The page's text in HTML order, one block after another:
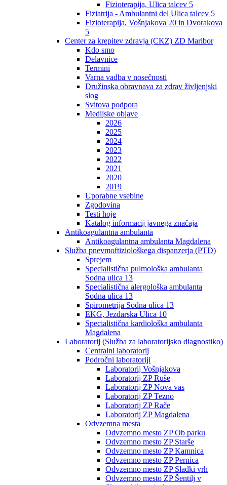
Fizioterapija, Ulica talcev 5
Fiziatrija - Ambulantni del Ulica talcev 5
Fizioterapija, Vošnjakova 20 in Dvorakova
5
Center za krepitev zdravja (CKZ) ZD Maribor
Kdo smo
Delavnice
Termini
Varna vadba v nosečnosti
Družinska obravnava za zdrav življenjski
slog
Svitova podpora
Medijske objave
2026
2025
2024
2023
2022
2021
2020
2019
Uporabne vsebine
Zgodovina
Testi hoje
Katalog informacij javnega značaja
Antikoagulantna ambulanta
Antikoagulantna ambulanta Magdalena
Služba pnevmoftiziološkega dispanzerja (PTD)
Sprejem
Specialistična pulmološka ambulanta
Sodna ulica 13
Specialistična alergološka ambulanta
Sodna ulica 13
Spirometrija Sodna ulica 13
EKG, Jezdarska Ulica 10
Specialistična kardiološka ambulanta
Magdalena
Laboratorij (Služba za laboratorijsko diagnostiko)
Centralni laboratorij
Področni laboratoriji
Laboratorij Vošnjakova
Laboratorij ZP Ruše
Laboratorij ZP Nova vas
Laboratorij ZP Tezno
Laboratorij ZP Rače
Laboratorij ZP Magdalena
Odvzemna mesta
Odvzemno mesto ZP Ob parku
Odvzemno mesto ZP Starše
Odvzemno mesto ZP Kamnica
Odvzemno mesto ZP Pernica
Odvzemno mesto ZP Sladki vrh
Odvzemno mesto ZP Šentilj v